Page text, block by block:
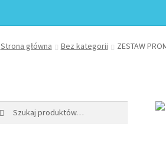
Strona główna Bez kategorii ZESTAW